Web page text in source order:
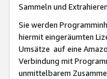
Sammeln und
Sie werden
hiermit eingeräumten
Umsätze auf eine
Verbindung mit
unmittelbarem